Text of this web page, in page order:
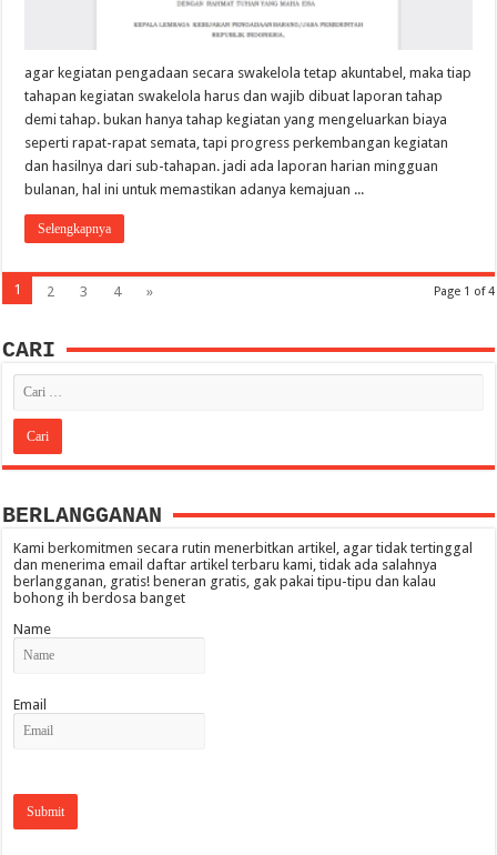
agar kegiatan pengadaan secara swakelola tetap akuntabel, maka tiap
tahapan kegiatan swakelola harus dan wajib dibuat laporan tahap
demi tahap. bukan hanya tahap kegiatan yang mengeluarkan biaya
seperti rapat-rapat semata, tapi progress perkembangan kegiatan
dan hasilnya dari sub-tahapan. jadi ada laporan harian mingguan
bulanan, hal ini untuk memastikan adanya kemajuan ...
Selengkapnya
Page 1 of 4
1 2 3 4 »
CARI
BERLANGGANAN
Kami berkomitmen secara rutin menerbitkan artikel, agar tidak tertinggal
dan menerima email daftar artikel terbaru kami, tidak ada salahnya
berlangganan, gratis! beneran gratis, gak pakai tipu-tipu dan kalau
bohong ih berdosa banget
Name
Email